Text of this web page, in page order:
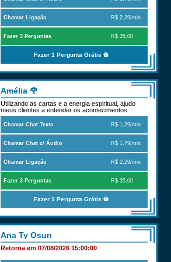
Chamar Ligação R$ 2,29/min
Fazer 3 Perguntas R$ 35,00
Fazer 1 Pergunta Grátis
Amélia 🌹
Utilizando as cartas e a energia espiritual, ajudo
meus clientes a entender os acontecimentos
Chamar Chat Texto R$ 1,29/min
Chamar Chat c/ Áudio R$ 1,79/min
Chamar Ligação R$ 2,29/min
Fazer 3 Perguntas R$ 35,00
Fazer 1 Pergunta Grátis
Ana Ty Osun
Retorna em 07/08/2026 15:00:00